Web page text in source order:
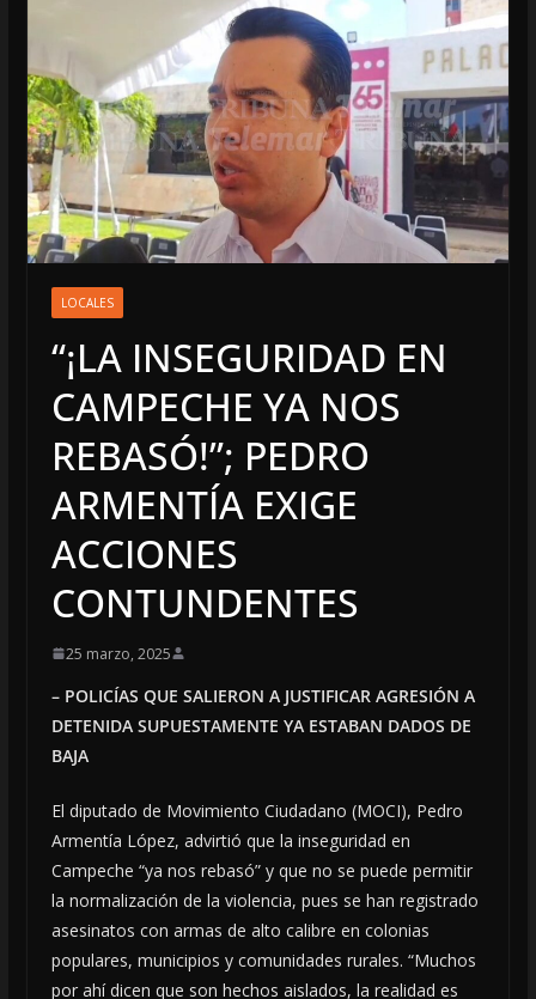
LOCALES
“¡LA INSEGURIDAD EN
CAMPECHE YA NOS
REBASÓ!”; PEDRO
ARMENTÍA EXIGE
ACCIONES
CONTUNDENTES
25 marzo, 2025
– POLICÍAS QUE SALIERON A JUSTIFICAR AGRESIÓN A
DETENIDA SUPUESTAMENTE YA ESTABAN DADOS DE
BAJA
El diputado de Movimiento Ciudadano (MOCI), Pedro
Armentía López, advirtió que la inseguridad en
Campeche “ya nos rebasó” y que no se puede permitir
la normalización de la violencia, pues se han registrado
asesinatos con armas de alto calibre en colonias
populares, municipios y comunidades rurales. “Muchos
por ahí dicen que son hechos aislados, la realidad es